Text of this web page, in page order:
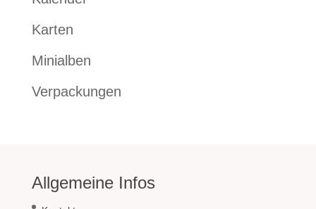
Karten
Minialben
Verpackungen
Allgemeine Infos